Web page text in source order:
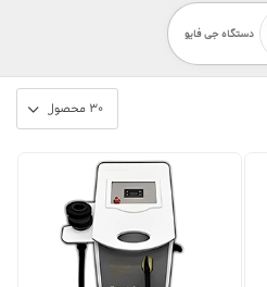
دستگاه جی فایو